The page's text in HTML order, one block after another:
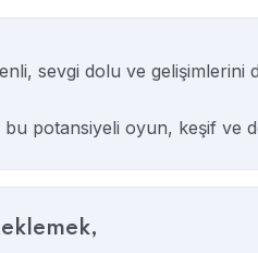
sevgi dolu ve
potansiyeli oyun, keşif ve